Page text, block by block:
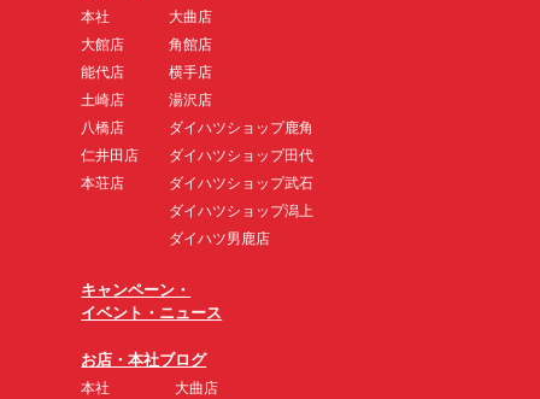
本社
大館店
能代店
土崎店
八橋店
仁井田店
本荘店
大曲店
角館店
横手店
湯沢店
ダイハツショップ鹿角
ダイハツショップ田代
ダイハツショップ武石
ダイハツショップ潟上
ダイハツ男鹿店
キャンペーン・
イベント・ニュース
お店・本社ブログ
本社
大曲店